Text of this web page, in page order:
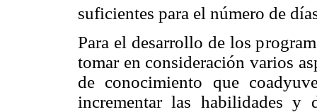
suficientes para el número de
Para el desarrollo de los
tomar en consideración varios
de conocimiento que
incrementar las habilidades y